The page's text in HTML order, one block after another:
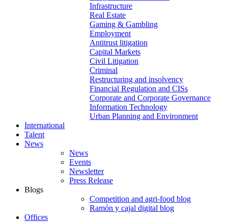
Infrastructure
Real Estate
Gaming & Gambling
Employment
Antitrust litigation
Capital Markets
Civil Litigation
Criminal
Restructuring and insolvency
Financial Regulation and CISs
Corporate and Corporate Governance
Information Technology
Urban Planning and Environment
International
Talent
News
News
Events
Newsletter
Press Release
Blogs
Competition and agri-food blog
Ramón y cajal digital blog
Offices